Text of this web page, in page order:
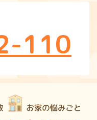
110